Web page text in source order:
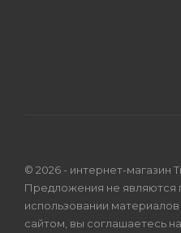
© 2026 - интернет-магазин
Предложения не
использовании
сайтом, вы соглашаетесь